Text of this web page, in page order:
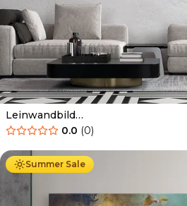
Leinwandbild
0.0 (0)
Summer Sale
Ab 39.90 € 34.90